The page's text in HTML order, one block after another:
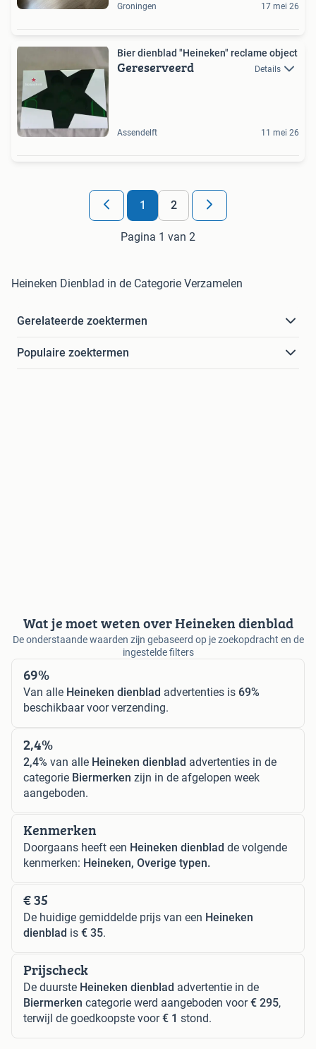
Groningen 17 mei 26
Bier dienblad "Heineken" reclame object
Gereserveerd Details
Assendelft 11 mei 26
1 2
Pagina 1 van 2
Heineken Dienblad in de Categorie Verzamelen
Gerelateerde zoektermen
Populaire zoektermen
Wat je moet weten over Heineken dienblad
De onderstaande waarden zijn gebaseerd op je zoekopdracht en de
ingestelde filters
69%
Van alle Heineken dienblad advertenties is 69%
beschikbaar voor verzending.
2,4%
2,4% van alle Heineken dienblad advertenties in de
categorie Biermerken zijn in de afgelopen week
aangeboden.
Kenmerken
Doorgaans heeft een Heineken dienblad de volgende
kenmerken: Heineken, Overige typen.
€ 35
De huidige gemiddelde prijs van een Heineken
dienblad is € 35.
Prijscheck
De duurste Heineken dienblad advertentie in de
Biermerken categorie werd aangeboden voor€ 295,
terwijl de goedkoopste voor€ 1 stond.